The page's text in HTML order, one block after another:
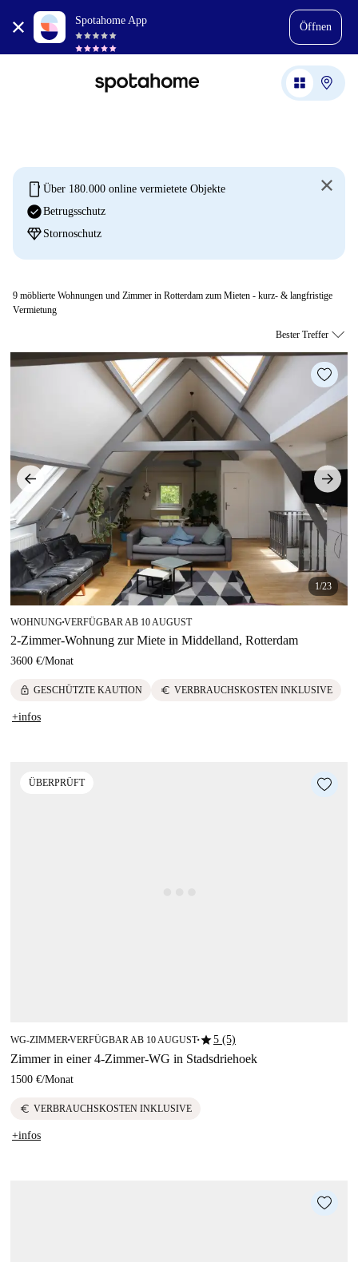
Spotahome App
Öffnen
mobile Über 180.000 online vermietete Objekte
check_circleBetrugsschutz
diamond Stornoschutz
9 möblierte Wohnungen und Zimmer in Rotterdam zum Mieten - kurz- & langfristige
Vermietung
1/23
WOHNUNG■VERFÜGBAR AB 10 AUGUST
2-Zimmer-Wohnung zur Miete in Middelland, Rotterdam
3600 €/Monat
lock GESCHÜTZTE KAUTION euro VERBRAUCHSKOSTEN INKLUSIVE
+infos
ÜBERPRÜFT
WG-ZIMMER ■VERFÜGBAR AB 10 AUGUST■star5 (5)
Zimmer in einer 4-Zimmer-WG in Stadsdriehoek
1500 €/Monat
euro VERBRAUCHSKOSTEN INKLUSIVE
+infos